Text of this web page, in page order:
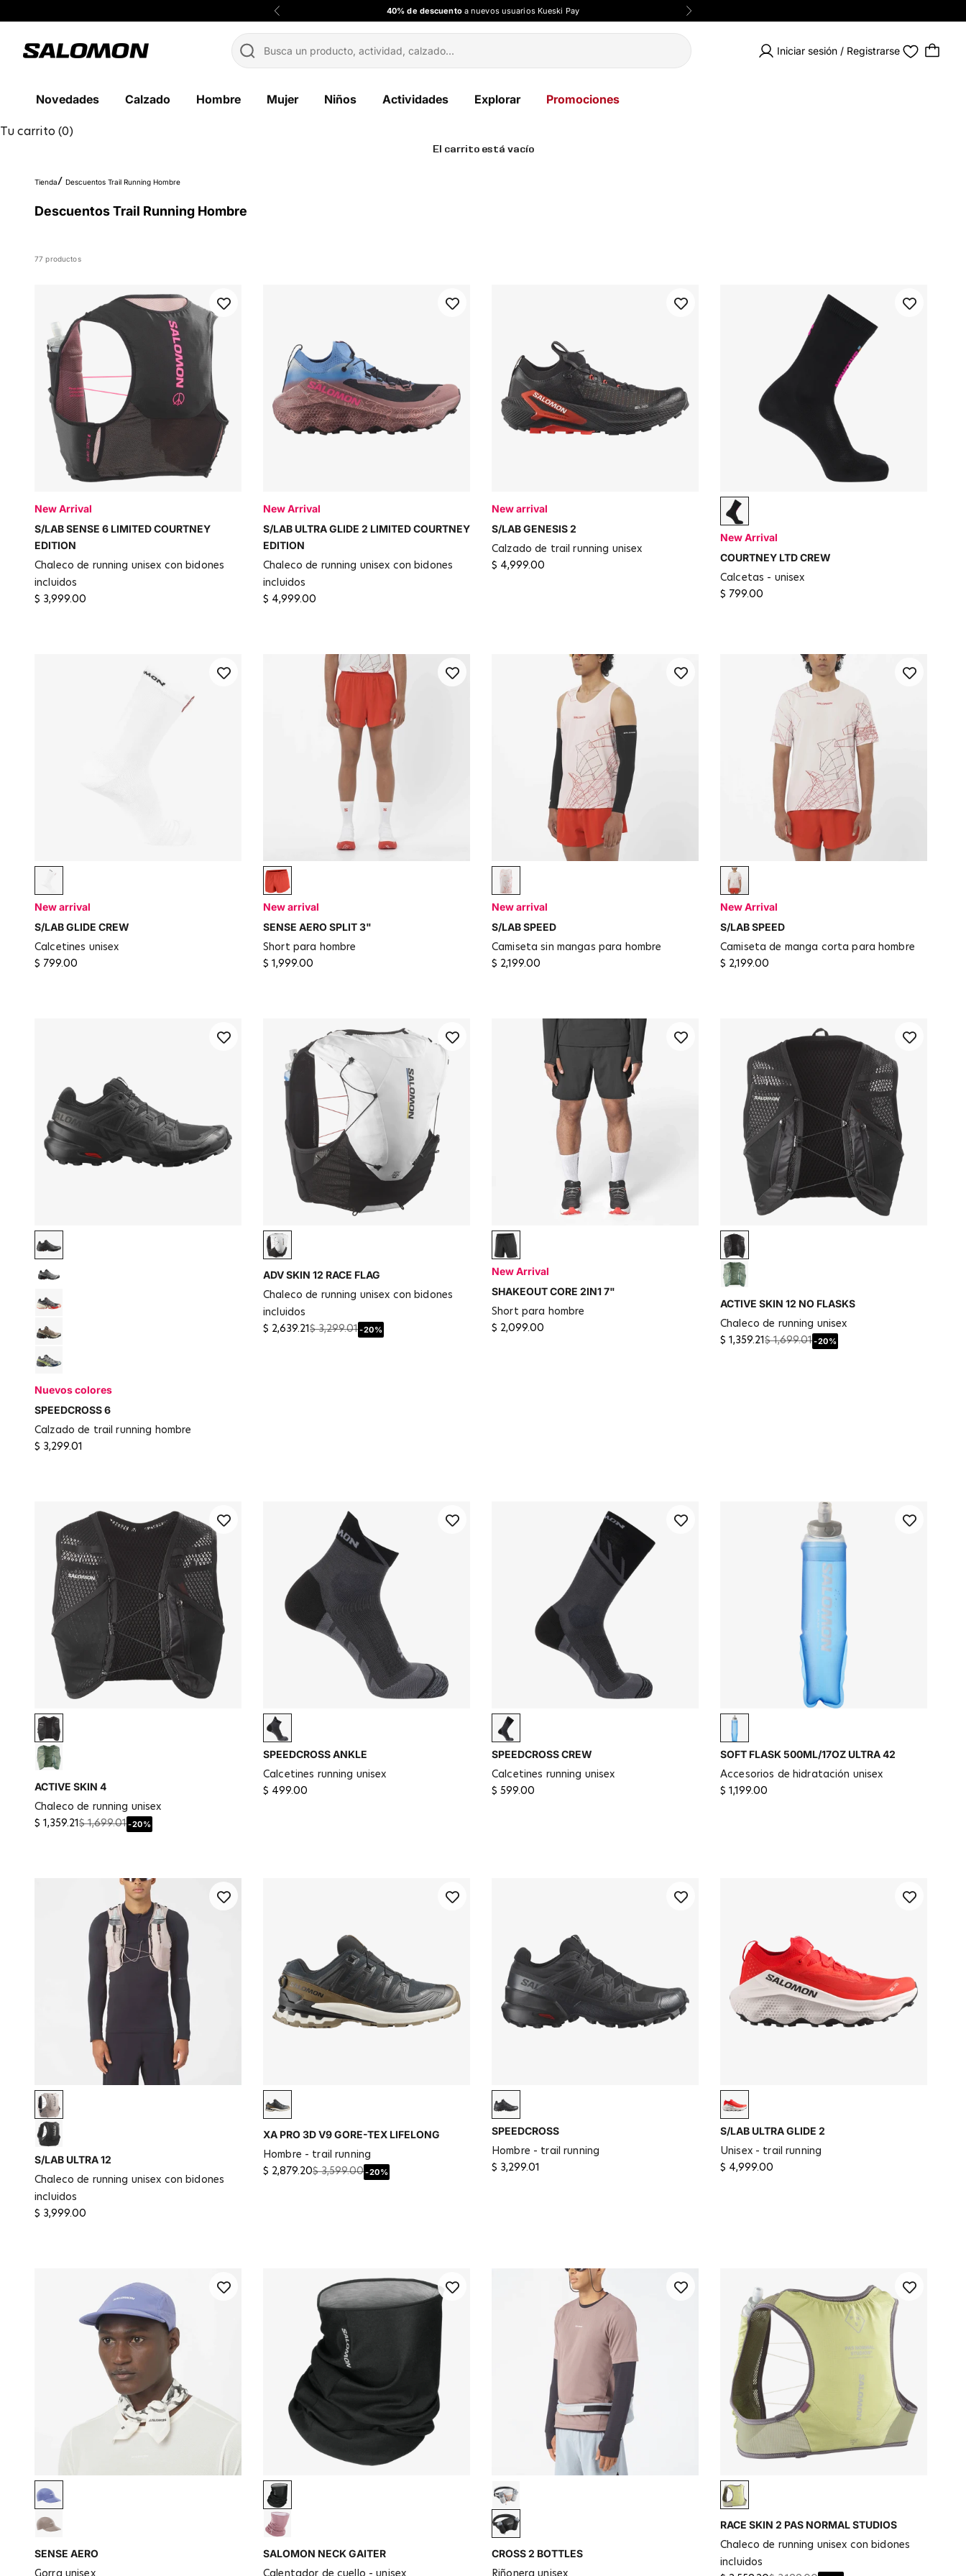
Anterior 40% de descuentoa nuevos usuarios Kueski Pay Siguiente
Salomon México Iniciar sesión / Registrarse
Novedades Calzado Hombre Mujer Niños Actividades Explorar Promociones
Tu carrito (0)
El carrito está vacío
Tienda Descuentos Trail Running Hombre
Descuentos Trail Running Hombre
77 productos
New Arrival
S/LAB SENSE 6 LIMITED COURTNEY
EDITION
chaleco de running unisex con bidones
incluidos
$ 3,999.00
New Arrival
S/LAB ULTRA GLIDE 2 LIMITED COURTNEY
EDITION
chaleco de running unisex con bidones
incluidos
$ 4,999.00
New arrival
S/LAB GENESIS 2
calzado de trail running unisex
$ 4,999.00
Deep Black
New Arrival
COURTNEY LTD CREW
calcetas - unisex
$ 799.00
New arrival
S/LAB GLIDE CREW
calcetines unisex
$ 799.00
Fiery Red
New arrival
SENSE AERO SPLIT 3"
short para hombre
$ 1,999.00
LILAC ASH / Fiery Red
New arrival
S/LAB SPEED
camiseta sin mangas para hombre
$ 2,199.00
LILAC ASH / Fiery Red
New Arrival
S/LAB SPEED
camiseta de manga corta para hombre
$ 2,199.00
Black / Black / Phantom
Black / Black / Quiet Shade
Black / Fiery Red / Almond Milk
Natural / Black / Almond Milk
Castlerock / Lime Cream / Poseidon
Nuevos colores
SPEEDCROSS 6
calzado de trail running hombre
$ 3,299.01
Black / White
ADV SKIN 12 RACE FLAG
chaleco de running unisex con bidones
incluidos
$ 2,639.21 $ 3,299.01-20%
Deep Black
New Arrival
SHAKEOUT CORE 2IN1 7"
short para hombre
$ 2,099.00
Black / Metal
Laurel Wreath / Lily Pad / Aloe Wash
ACTIVE SKIN 12 NO FLASKS
chaleco de running unisex
$ 1,359.21 $ 1,699.01-20%
Black / Metal
Laurel Wreath / Lily Pad
ACTIVE SKIN 4
chaleco de running unisex
$ 1,359.21 $ 1,699.01-20%
Black / Magnet / Quarry
SPEEDCROSS ANKLE
calcetines running unisex
$ 499.00
Black / Magnet / Quarry
SPEEDCROSS CREW
calcetines running unisex
$ 599.00
Clear Blue
SOFT FLASK 500ML/17OZ ULTRA 42
accesorios de hidratación unisex
$ 1,199.00
Etherea
Deep Black
S/LAB ULTRA 12
chaleco de running unisex con bidones
incluidos
$ 3,999.00
Black / Coyote Brown / Vanilla Ice
XA PRO 3D V9 GORE-TEX LIFELONG
hombre - trail running
$ 2,879.20$ 3,599.00-20%
Black / Black / Quiet Shade
SPEEDCROSS
hombre - trail running
$ 3,299.01
Fiery Red / Fiery Red / Vanilla Ice
S/LAB ULTRA GLIDE 2
unisex - trail running
$ 4,999.00
Marlin
Iron
SENSE AERO
gorra unisex
Deep Black
Dusky Orchid
SALOMON NECK GAITER
calentador de cuello - unisex
Gray / Orange
BLACK / EBONY
CROSS 2 BOTTLES
riñonera unisex
Linchen green
RACE SKIN 2 PAS NORMAL STUDIOS
chaleco de running unisex con bidones
incluidos